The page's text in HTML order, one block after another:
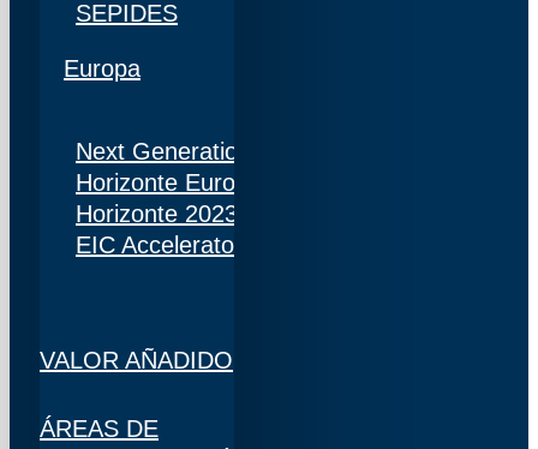
SEPIDES
Europa
Next Generation
Horizonte Europa
Horizonte 2023
EIC Accelerator
VALOR AÑADIDO
ÁREAS DE